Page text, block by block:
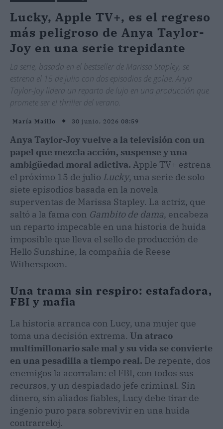
Lucky, Apple TV+, es el regreso
más peligroso de Anya Taylor-
Joy en una serie trepidante
La serie, basada en el bestseller de Marissa Stapley, se
estrena el 15 de julio con dos episodios de golpe. Anya
Taylor-Joy lidera un reparto de lujo en una producción que
promete ser el thriller del verano.
María Maillo 30 junio, 2026 08:59
Anya Taylor-Joy vuelve a la televisión con un
papel que mezcla acción, suspense y una
ambigüedad moral adictiva. Apple TV+ estrena
el próximo 15 de julio Lucky, una serie de solo
siete episodios basada en la novela
superventas de Marissa Stapley. La actriz, que
saltó a la fama con Gambito de dama, encabeza
un reparto impecable en una historia de huida
imposible que lleva el sello de producción de
Hello Sunshine, la compañía de Reese
Witherspoon.
Una trama sin respiro: estafadora,
FBI y mafia
La historia arranca con Lucy, una mujer que
toma una decisión extrema. Un atraco
multimillonario sale mal y su vida se convierte
en una pesadilla a tiempo real. De repente, dos
enemigos la acorralan: el FBI, con todos sus
recursos, y un despiadado jefe criminal. Sin
dinero, sin aliados fiables, Lucy debe tirar de
ingenio puro para sobrevivir en una huida
contrarreloj.